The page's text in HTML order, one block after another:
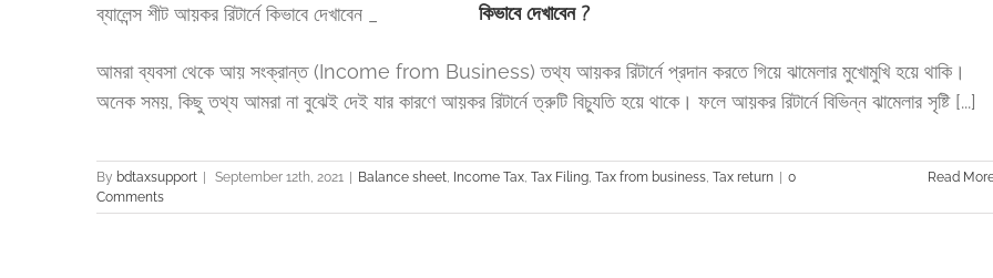
কিভাবে দেখাবেন ?
আমরা ব্যবসা থেকে আয় সংক্রান্ত (Income from Business) তথ্য আয়কর রিটার্নে প্রদান করতে গিয়ে ঝামেলার মুখোমুখি হয়ে থাকি।
অনেক সময়, কিছু তথ্য আমরা না বুঝেই দেই যার কারণে আয়কর রিটার্নে ত্রুটি বিচ্যুতি হয়ে থাকে। ফলে আয়কর রিটার্নে বিভিন্ন ঝামেলার সৃষ্টি [...]
By bdtaxsupport September 12th, 2021 Balance sheet, Income Tax, Tax Filing, Tax from business, Tax return
0
Comments
Read